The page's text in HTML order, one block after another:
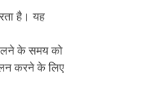
है। यह
के समय को
करने के लिए